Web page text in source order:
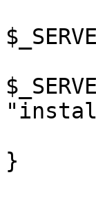
}